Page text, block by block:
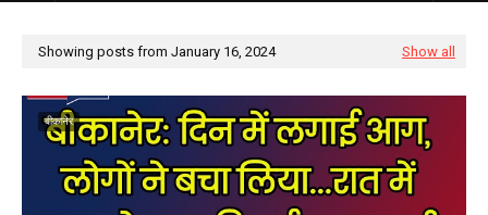
Showing posts from January 16, 2024 Show all
बीकानेर